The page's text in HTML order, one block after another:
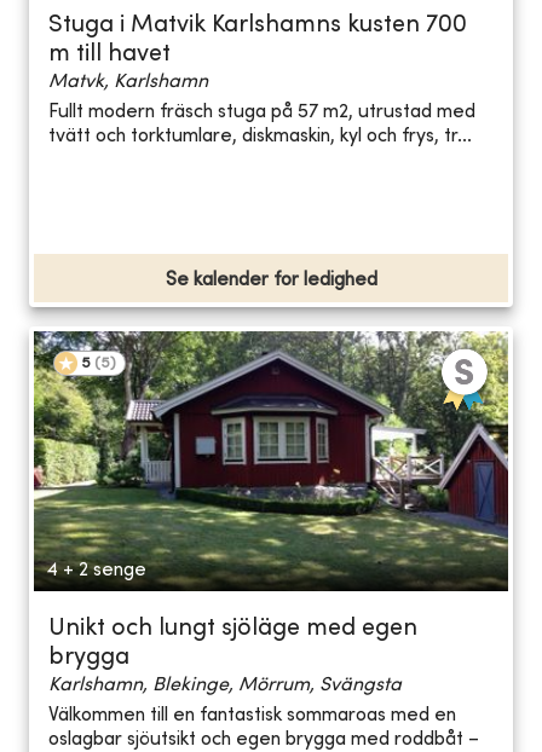
Stuga i Matvik Karlshamns kusten 700
m till havet
Matvk, Karlshamn
Fullt modern fräsch stuga på 57 m2, utrustad med
tvätt och torktumlare, diskmaskin, kyl och frys, tr...
Se kalender for ledighed
5 (5)
4 + 2 senge
Unikt och lungt sjöläge med egen
brygga
Karlshamn, Blekinge, Mörrum, Svängsta
Välkommen till en fantastisk sommaroas med en
oslagbar sjöutsikt och egen brygga med roddbåt –